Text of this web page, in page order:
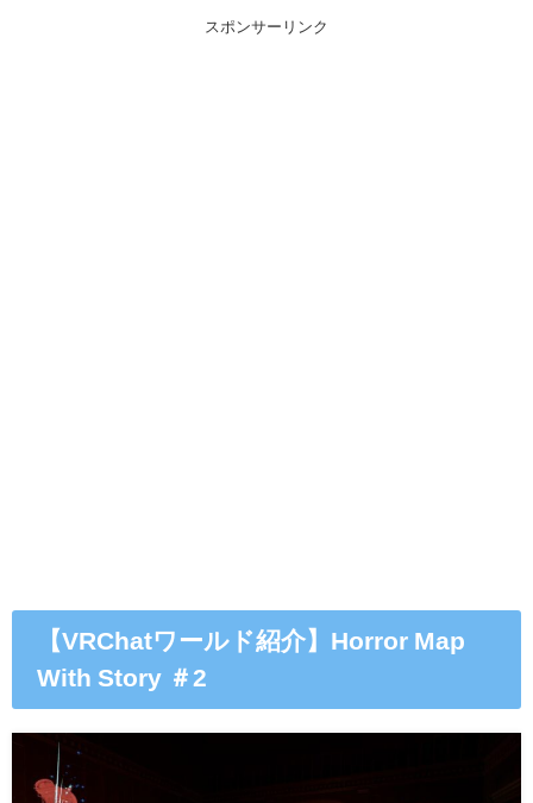
スポンサーリンク
【VRChatワールド紹介】Horror Map
With Story ＃2